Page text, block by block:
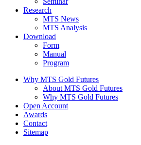
Research
MTS News
MTS Analysis
Download
Form
Manual
Program
Why MTS Gold Futures
About MTS Gold Futures
Why MTS Gold Futures
Open Account
Awards
Contact
Sitemap